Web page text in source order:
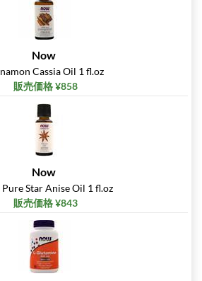
Now
Cassia Oil 1 fl.oz
販売価格 ¥858
Now
Pure Star Anise Oil 1 fl.oz
販売価格 ¥843